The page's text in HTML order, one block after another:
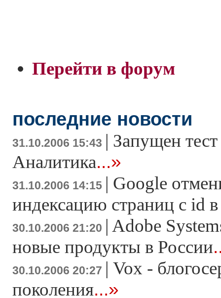
Перейти в форум
последние новости
31.10.2006 15:43 | Запущен
Аналитика...»
31.10.2006 14:15 | Google
индексацию страниц с id
30.10.2006 21:20 | Adobe
новые продукты в России
30.10.2006 20:27 | Vox -
поколения...»